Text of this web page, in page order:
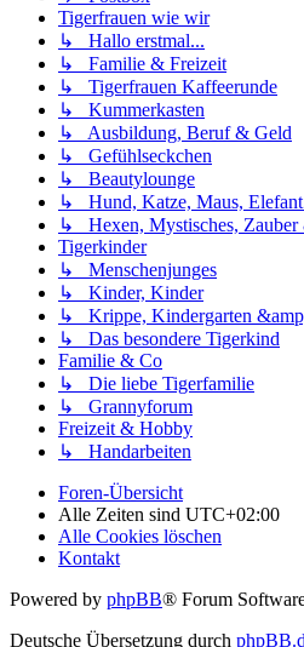
Tigerfrauen wie wir
↳ Hallo erstmal...
↳ Familie & Freizeit
↳ Tigerfrauen Kaffeerunde
↳ Kummerkasten
↳ Ausbildung, Beruf & Geld
↳ Gefühlseckchen
↳ Beautylounge
↳ Hund, Katze, Maus,
↳ Hexen, Mystisches, Zauber
Tigerkinder
↳ Menschenjunges
↳ Kinder, Kinder
↳ Krippe, Kindergarten
↳ Das besondere Tigerkind
Familie & Co
↳ Die liebe Tigerfamilie
↳ Grannyforum
Freizeit & Hobby
↳ Handarbeiten
Foren-Übersicht
Alle Zeiten sind UTC+02:00
Alle Cookies löschen
Kontakt
Powered by phpBB® Forum
Deutsche Übersetzung durch